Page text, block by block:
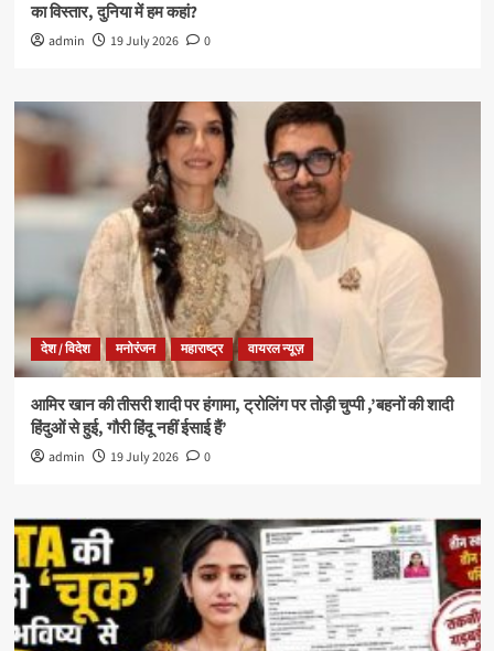
का विस्तार, दुनिया में हम कहां?
admin 19 July 2026 0
देश / विदेश मनोरंजन महाराष्ट्र वायरल न्यूज़
आमिर खान की तीसरी शादी पर हंगामा, ट्रोलिंग पर तोड़ी चुप्पी ,’बहनों की शादी
हिंदुओं से हुई, गौरी हिंदू नहीं ईसाई हैं’
admin 19 July 2026 0